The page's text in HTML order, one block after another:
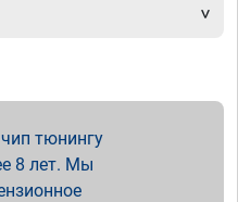
тюнингу
8 лет. Мы